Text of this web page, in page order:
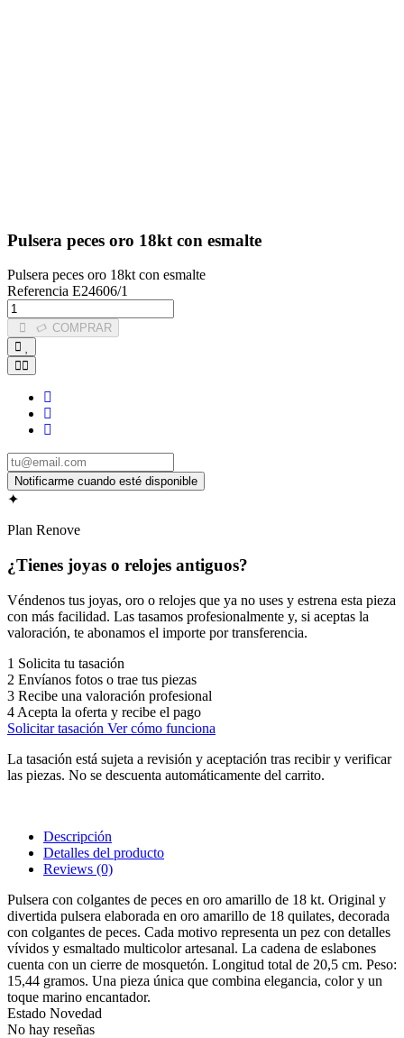
Pulsera peces oro 18kt con esmalte
Pulsera peces oro 18kt con esmalte
Referencia E24606/1
COMPRAR
✦
Plan Renove
¿Tienes joyas o relojes antiguos?
Véndenos tus joyas, oro o relojes que ya no uses y estrena esta pieza
con más facilidad. Las tasamos profesionalmente y, si aceptas la
valoración, te abonamos el importe por transferencia.
1 Solicita tu tasación
2 Envíanos fotos o trae tus piezas
3 Recibe una valoración profesional
4 Acepta la oferta y recibe el pago
Solicitar tasación Ver cómo funciona
La tasación está sujeta a revisión y aceptación tras recibir y verificar
las piezas. No se descuenta automáticamente del carrito.
Descripción
Detalles del producto
Reviews (0)
Pulsera con colgantes de peces en oro amarillo de 18 kt. Original y
divertida pulsera elaborada en oro amarillo de 18 quilates, decorada
con colgantes de peces. Cada motivo representa un pez con detalles
vívidos y esmaltado multicolor artesanal. La cadena de eslabones
cuenta con un cierre de mosquetón. Longitud total de 20,5 cm. Peso:
15,44 gramos. Una pieza única que combina elegancia, color y un
toque marino encantador.
Estado Novedad
No hay reseñas